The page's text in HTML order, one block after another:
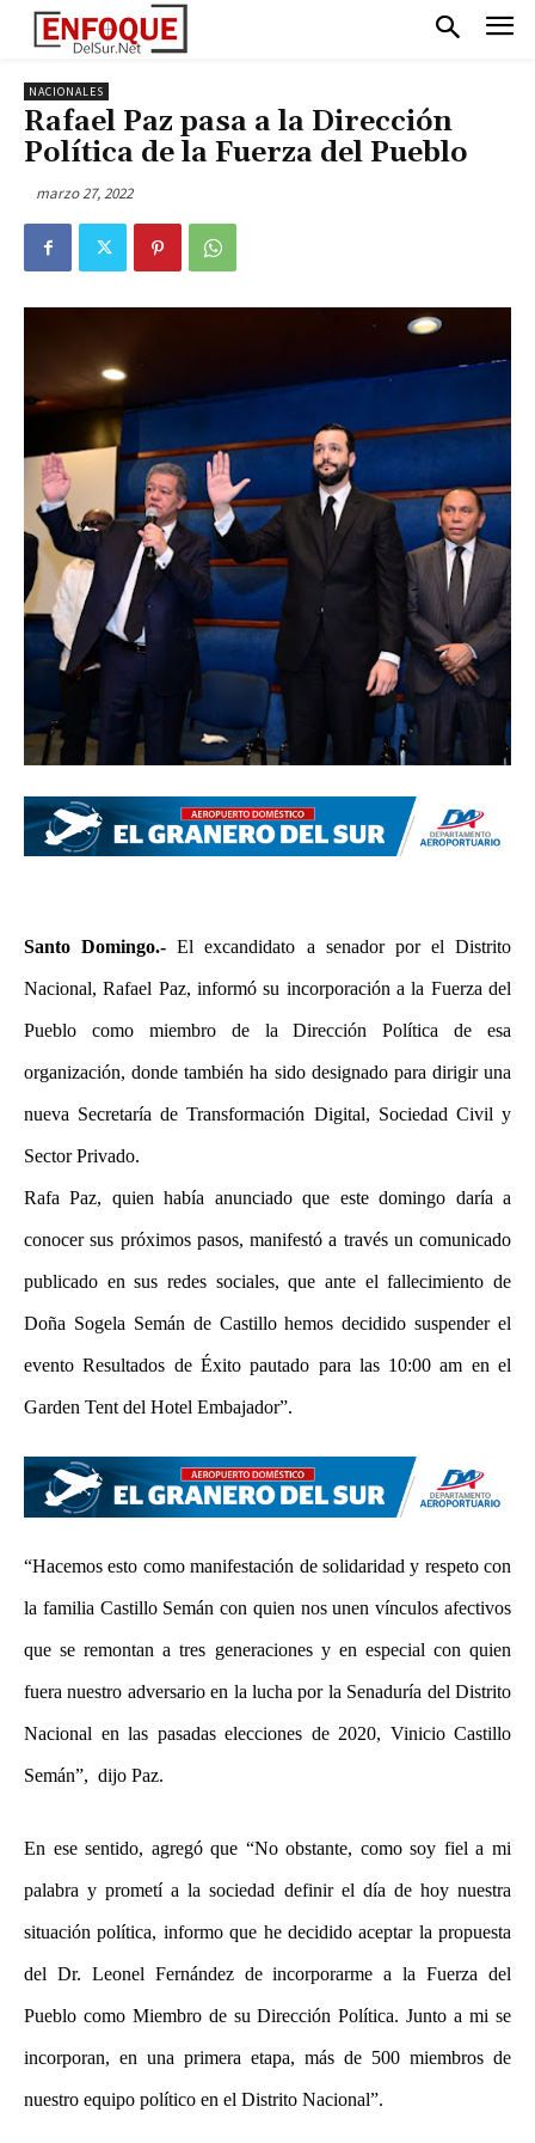
NACIONALES
Rafael Paz pasa a la Dirección
Política de la Fuerza del Pueblo
marzo 27, 2022
Santo Domingo.- El excandidato a senador por el Distrito
Nacional, Rafael Paz, informó su incorporación a la Fuerza del
Pueblo como miembro de la Dirección Política de esa
organización, donde también ha sido designado para dirigir una
nueva Secretaría de Transformación Digital, Sociedad Civil y
Sector Privado.
Rafa Paz, quien había anunciado que este domingo daría a
conocer sus próximos pasos, manifestó a través un comunicado
publicado en sus redes sociales, que ante el fallecimiento de
Doña Sogela Semán de Castillo hemos decidido suspender el
evento Resultados de Éxito pautado para las 10:00 am en el
Garden Tent del Hotel Embajador”.
“Hacemos esto como manifestación de solidaridad y respeto con
la familia Castillo Semán con quien nos unen vínculos afectivos
que se remontan a tres generaciones y en especial con quien
fuera nuestro adversario en la lucha por la Senaduría del Distrito
Nacional en las pasadas elecciones de 2020, Vinicio Castillo
Semán”, dijo Paz.
En ese sentido, agregó que “No obstante, como soy fiel a mi
palabra y prometí a la sociedad definir el día de hoy nuestra
situación política, informo que he decidido aceptar la propuesta
del Dr. Leonel Fernández de incorporarme a la Fuerza del
Pueblo como Miembro de su Dirección Política. Junto a mi se
incorporan, en una primera etapa, más de 500 miembros de
nuestro equipo político en el Distrito Nacional”.